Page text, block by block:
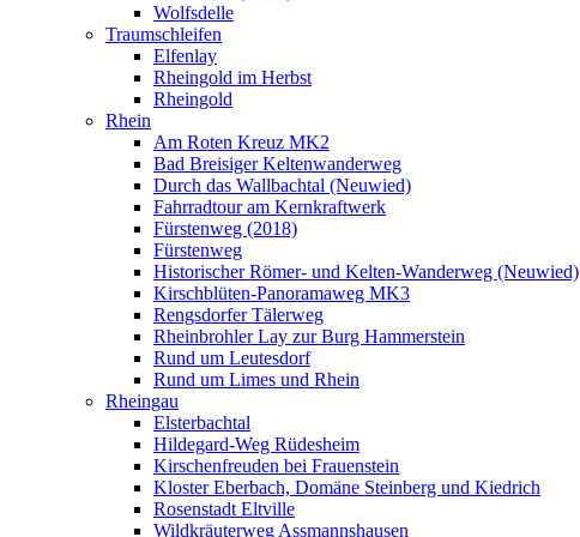
Wolfsdelle
Traumschleifen
Elfenlay
Rheingold im Herbst
Rheingold
Rhein
Am Roten Kreuz MK2
Bad Breisiger Keltenwanderweg
Durch das Wallbachtal (Neuwied)
Fahrradtour am Kernkraftwerk
Fürstenweg (2018)
Fürstenweg
Historischer Römer- und Kelten-Wanderweg (Neuwied)
Kirschblüten-Panoramaweg MK3
Rengsdorfer Tälerweg
Rheinbrohler Lay zur Burg Hammerstein
Rund um Leutesdorf
Rund um Limes und Rhein
Rheingau
Elsterbachtal
Hildegard-Weg Rüdesheim
Kirschenfreuden bei Frauenstein
Kloster Eberbach, Domäne Steinberg und Kiedrich
Rosenstadt Eltville
Wildkräuterweg Assmannshausen